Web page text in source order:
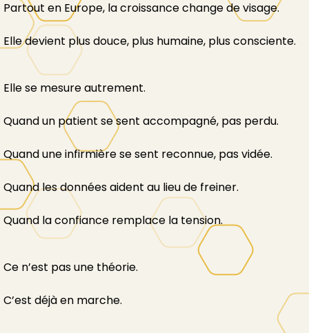
Partout en Europe, la croissance change de visage.
Elle devient plus douce, plus humaine, plus consciente.
Elle se mesure autrement.
Quand un patient se sent accompagné, pas perdu.
Quand une infirmière se sent reconnue, pas vidée.
Quand les données aident au lieu de freiner.
Quand la confiance remplace la tension.
Ce n’est pas une théorie.
C’est déjà en marche.